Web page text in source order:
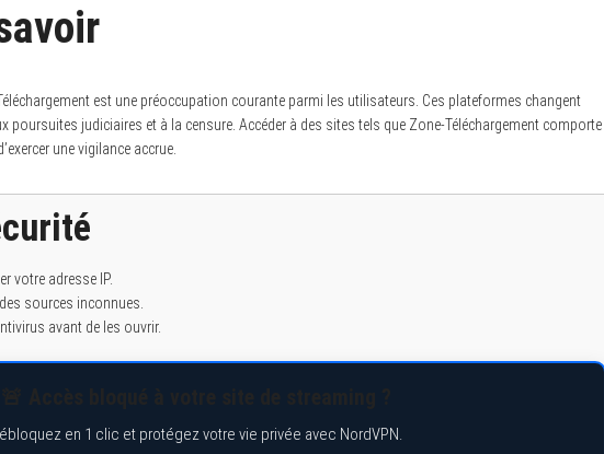
est une préoccupation courante parmi les utilisateurs. Ces plateformes changent
poursuites judiciaires et à la censure. Accéder à des sites tels que Zone-Téléchargement comporte
une vigilance accrue.
votre adresse IP.
sources inconnues.
avant de les ouvrir.
en 1 clic et protégez votre vie privée avec NordVPN.